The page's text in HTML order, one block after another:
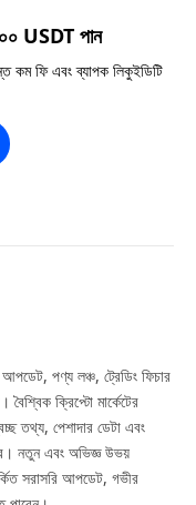
USDT পান
কম ফি এবং ব্যাপক লিকুইডিটি
আপডেট, পণ্য লঞ্চ, ট্রেডিং ফিচার
বৈশ্বিক ক্রিপ্টো মার্কেটের
তথ্য, পেশাদার ডেটা এবং
নতুন এবং অভিজ্ঞ উভয়
সরাসরি আপডেট, গভীর